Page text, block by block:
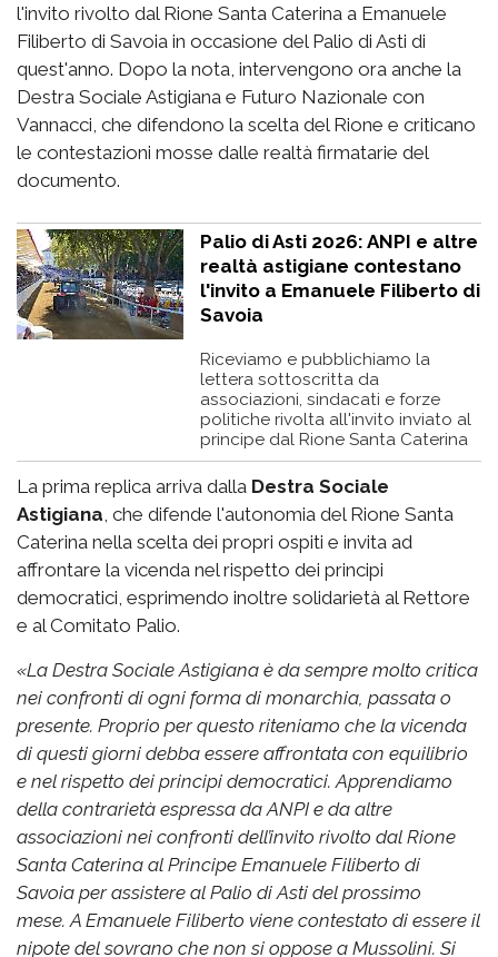
l'invito rivolto dal Rione Santa Caterina a Emanuele
Filiberto di Savoia in occasione del Palio di Asti di
quest'anno. Dopo la nota, intervengono ora anche la
Destra Sociale Astigiana e Futuro Nazionale con
Vannacci, che difendono la scelta del Rione e criticano
le contestazioni mosse dalle realtà firmatarie del
documento.
Palio di Asti 2026: ANPI e altre
realtà astigiane contestano
l'invito a Emanuele Filiberto di
Savoia
Riceviamo e pubblichiamo la
lettera sottoscritta da
associazioni, sindacati e forze
politiche rivolta all'invito inviato al
principe dal Rione Santa Caterina
La prima replica arriva dalla Destra Sociale
Astigiana, che difende l'autonomia del Rione Santa
Caterina nella scelta dei propri ospiti e invita ad
affrontare la vicenda nel rispetto dei principi
democratici, esprimendo inoltre solidarietà al Rettore
e al Comitato Palio.
«La Destra Sociale Astigiana è da sempre molto critica
nei confronti di ogni forma di monarchia, passata o
presente. Proprio per questo riteniamo che la vicenda
di questi giorni debba essere affrontata con equilibrio
e nel rispetto dei principi democratici.Apprendiamo
della contrarietà espressa da ANPI e da altre
associazioni nei confronti dell’invito rivolto dal Rione
Santa Caterina al Principe Emanuele Filiberto di
Savoia per assistere al Palio di Asti del prossimo
mese.A Emanuele Filiberto viene contestato di essere il
nipote del sovrano che non si oppose a Mussolini. Si